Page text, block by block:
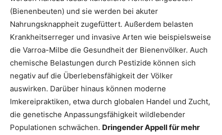
(Bienenbeuten) und sie werden bei akuter
Nahrungsknappheit zugefüttert. Außerdem belasten
Krankheitserreger und invasive Arten wie beispielsweise
die Varroa-Milbe die Gesundheit der Bienenvölker. Auch
chemische Belastungen durch Pestizide können sich
negativ auf die Überlebensfähigkeit der Völker
auswirken. Darüber hinaus können moderne
Imkereipraktiken, etwa durch globalen Handel und Zucht,
die genetische Anpassungsfähigkeit wildlebender
Populationen schwächen. Dringender Appell für mehr